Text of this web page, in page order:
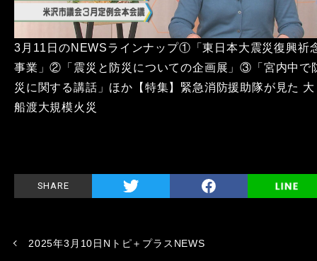
3月11日のNEWSラインナップ①「東日本大震災復興祈
事業」②「震災と防災についての企画展」③「宮内中で
災に関する講話」ほか【特集】緊急消防援助隊が見た 大
船渡大規模火災
SHARE
2025年3月10日Nトピ＋プラスNEWS